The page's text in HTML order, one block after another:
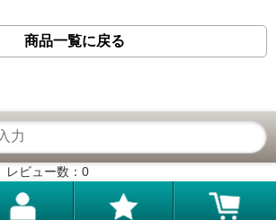
商品一覧に戻る
レビュー数： 0